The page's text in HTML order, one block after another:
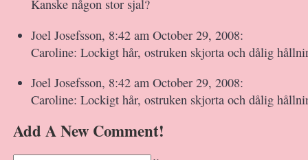
Kanske någon stor sjal?
Joel Josefsson, 8:42 am October 29, 2008:
Caroline: Lockigt hår, ostruken skjorta och dålig
Joel Josefsson, 8:42 am October 29, 2008:
Caroline: Lockigt hår, ostruken skjorta och dålig
Add A New Comment!